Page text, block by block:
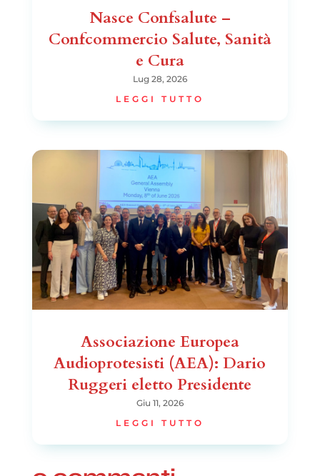
Nasce Confsalute –
Confcommercio Salute, Sanità
e Cura
Lug 28, 2026
LEGGI TUTTO
Associazione Europea
Audioprotesisti (AEA): Dario
Ruggeri eletto Presidente
Giu 11, 2026
LEGGI TUTTO